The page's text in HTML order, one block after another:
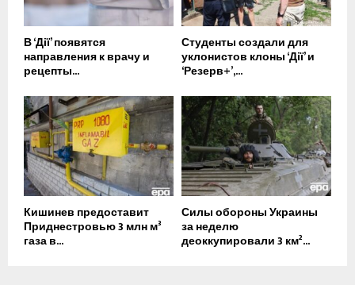
В ‘Дії’ появятся
направления к врачу и
рецепты...
Студенты создали для
уклонистов клоны ‘Дії’ и
‘Резерв+’,...
Кишинев предоставит
Приднестровью 3 млн м³
газа в...
Силы обороны Украины
за неделю
деоккупировали 3 км²...